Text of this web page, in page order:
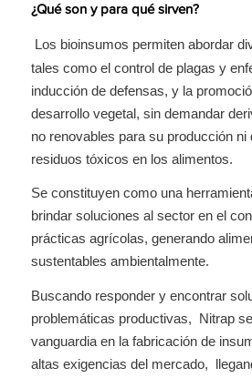
¿Qué son y para qué sirven?
Los bioinsumos permiten abordar
tales como el control de plagas y
inducción de defensas, y la
desarrollo vegetal, sin demandar
no renovables para su producción ni
residuos tóxicos en los alimentos.
Se constituyen como una
brindar soluciones al sector en el
prácticas agrícolas, generando
sustentables ambientalmente.
Buscando responder y encontrar
problemáticas productivas, Nitrap
vanguardia en la fabricación de
altas exigencias del mercado,